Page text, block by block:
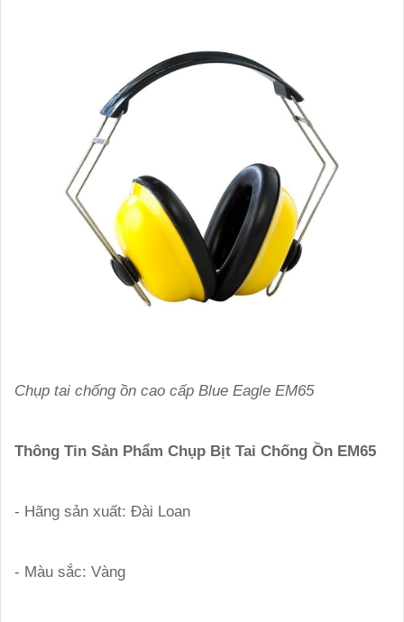
Chụp tai chống ồn cao cấp Blue Eagle EM65
Thông Tin Sản Phẩm Chụp Bịt Tai Chống Ồn EM65
- Hãng sản xuất: Đài Loan
- Màu sắc: Vàng